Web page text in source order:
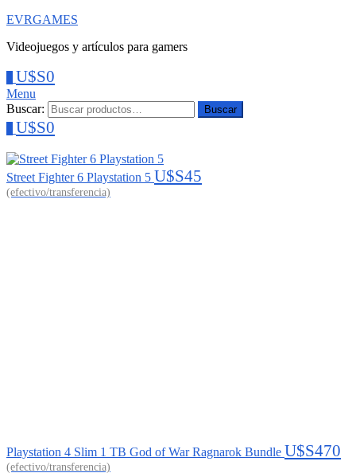
EVRGAMES
Videojuegos y artículos para gamers
U$S0
Menu
Buscar:
Buscar
U$S0
Street Fighter 6 Playstation 5 U$S45
Playstation 4 Slim 1 TB God of War Ragnarok Bundle U$S470